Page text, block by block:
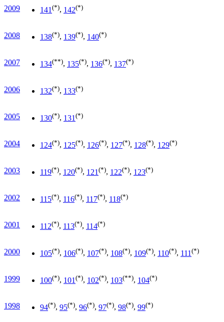
2009 141 (*), 142(*)
2008 138(*), 139(*), 140(*)
2007 134(**), 135(*), 136(*), 137(*)
2006 132(*), 133(*)
2005 130(*), 131 (*)
2004 124(*), 125(*), 126(*), 127(*), 128(*), 129(*)
2003 119(*), 120(*), 121 (*), 122(*), 123(*)
2002 115(*), 116(*), 117(*), 118(*)
2001 112(*), 113(*), 114(*)
2000 105(*), 106(*), 107(*), 108(*), 109(*), 110(*), 111 (*)
1999 100(*), 101 (*), 102(*), 103(**), 104(*)
1998 94(*), 95(*), 96(*), 97(*), 98(*), 99(*)